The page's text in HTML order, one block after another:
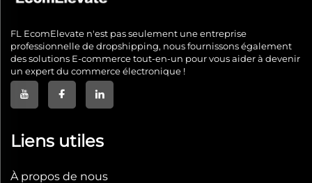
FL EcomElevate n'est pas seulement une entreprise
professionnelle de dropshipping, nous fournissons également
des solutions E-commerce tout-en-un pour vous aider à devenir
un expert du commerce électronique !
Liens utiles
À propos de nous